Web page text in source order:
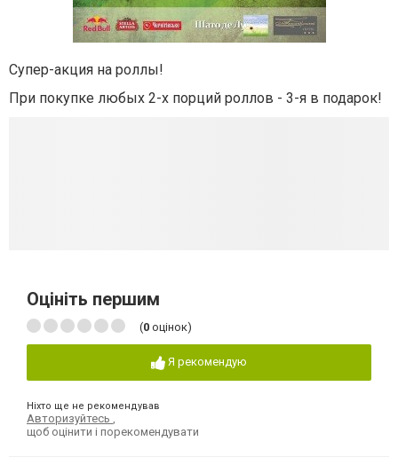
Супер-акция на роллы!
При покупке любых 2-х порций роллов - 3-я в подарок!
Оцініть першим
(0 оцінок)
Я рекомендую
Ніхто ще не рекомендував
Авторизуйтесь
щоб оцінити і порекомендувати